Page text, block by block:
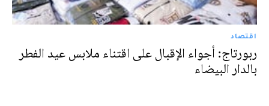
اقتصاد
ربورتاج: أجواء الإقبال على اقتناء ملابس عيد الفطر
بالدار البيضاء